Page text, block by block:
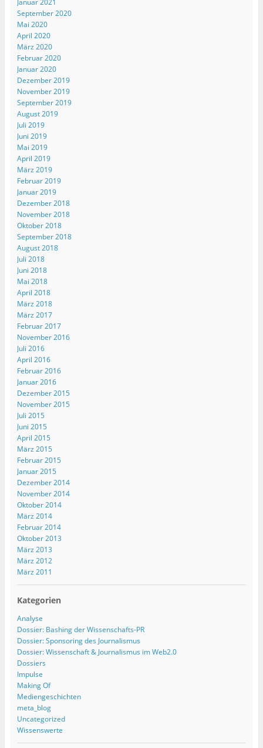
September 2020
Mai 2020
April 2020
März 2020
Februar 2020
Januar 2020
Dezember 2019
November 2019
September 2019
August 2019
Juli 2019
Juni 2019
Mai 2019
April 2019
März 2019
Februar 2019
Januar 2019
Dezember 2018
November 2018
Oktober 2018
September 2018
August 2018
Juli 2018
Juni 2018
Mai 2018
April 2018
März 2018
März 2017
Februar 2017
November 2016
Juli 2016
April 2016
Februar 2016
Januar 2016
Dezember 2015
November 2015
Juli 2015
Juni 2015
April 2015
März 2015
Februar 2015
Januar 2015
Dezember 2014
November 2014
Oktober 2014
März 2014
Februar 2014
Oktober 2013
März 2013
März 2012
März 2011
Kategorien
Analyse
Dossier: Bashing der Wissenschafts-PR
Dossier: Sponsoring des Journalismus
Dossier: Wissenschaft & Journalismus im Web2.0
Dossiers
Impulse
Making Of
Mediengeschichten
meta_blog
Uncategorized
Wissenswerte